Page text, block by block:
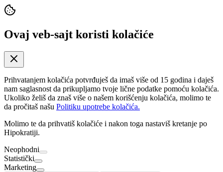
Ovaj veb-sajt koristi kolačiće
Prihvatanjem kolačića potvrđuješ da imaš više od 15 godina i daješ
nam saglasnost da prikupljamo tvoje lične podatke pomoću kolačića.
Ukoliko želiš da znaš više o našem korišćenju kolačića, molimo te
da pročitaš našu Politiku upotrebe kolačića.
Molimo te da prihvatiš kolačiće i nakon toga nastaviš kretanje po
Hipokratiji.
Neophodni
Statistički
Marketing